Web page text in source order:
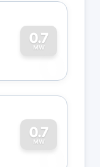
0.7
MW
0
0.7
MW